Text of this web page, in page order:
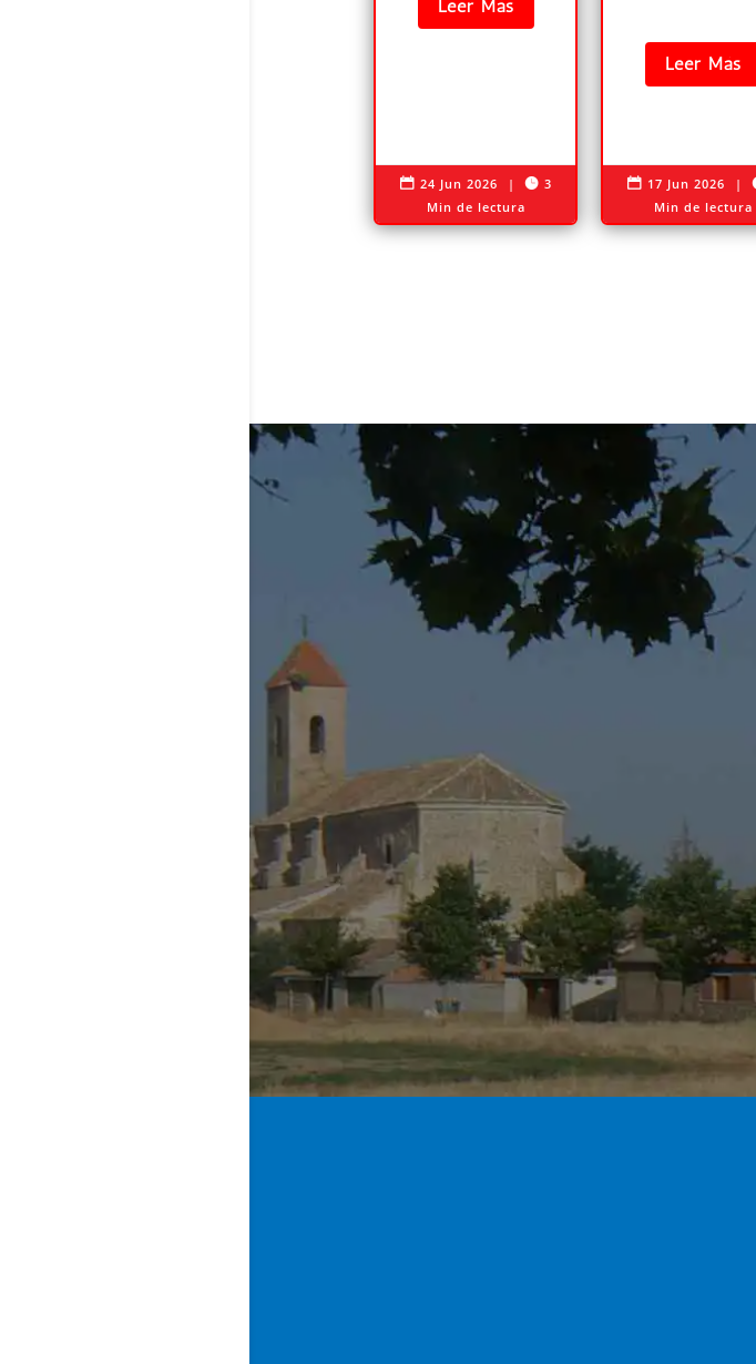
Leer Más
 24 Jun 2026 |  3
Min de lectura
Leer Más
 17 Jun 2026 |
Min de lectura
Por favor, los campos
Acepto la totalidad de condiciones del Aviso Legal
Privacidady la recepción de comunicaciones,
ofertas y comunicaciones comerciales.